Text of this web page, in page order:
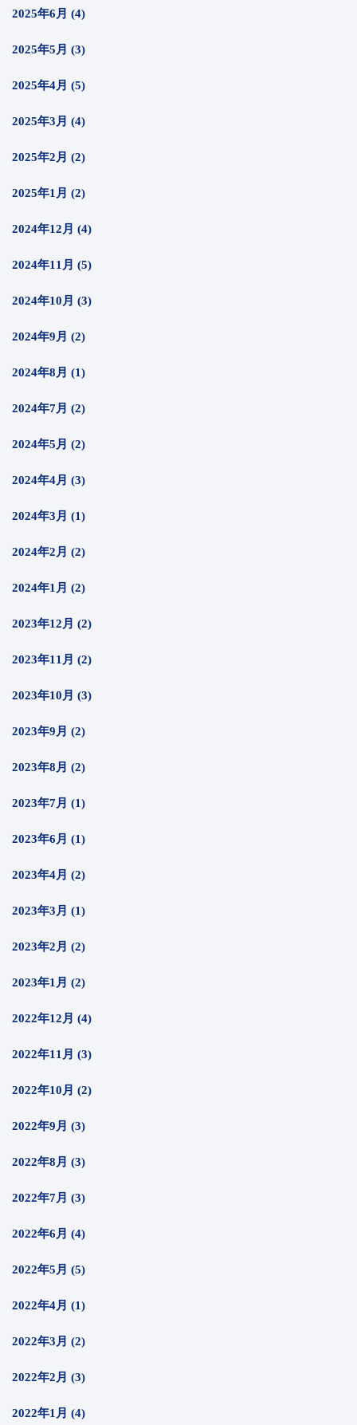
2025年6月 (4)
2025年5月 (3)
2025年4月 (5)
2025年3月 (4)
2025年2月 (2)
2025年1月 (2)
2024年12月 (4)
2024年11月 (5)
2024年10月 (3)
2024年9月 (2)
2024年8月 (1)
2024年7月 (2)
2024年5月 (2)
2024年4月 (3)
2024年3月 (1)
2024年2月 (2)
2024年1月 (2)
2023年12月 (2)
2023年11月 (2)
2023年10月 (3)
2023年9月 (2)
2023年8月 (2)
2023年7月 (1)
2023年6月 (1)
2023年4月 (2)
2023年3月 (1)
2023年2月 (2)
2023年1月 (2)
2022年12月 (4)
2022年11月 (3)
2022年10月 (2)
2022年9月 (3)
2022年8月 (3)
2022年7月 (3)
2022年6月 (4)
2022年5月 (5)
2022年4月 (1)
2022年3月 (2)
2022年2月 (3)
2022年1月 (4)